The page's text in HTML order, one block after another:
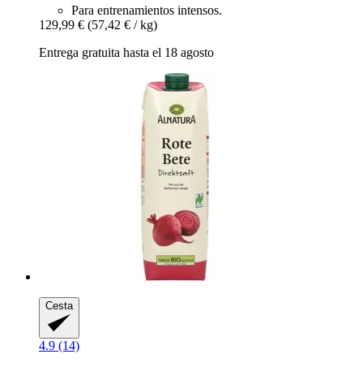
Para entrenamientos intensos.
129,99 € (57,42 € / kg)
Entrega gratuita hasta el 18 agosto
Cesta
4.9 (14)